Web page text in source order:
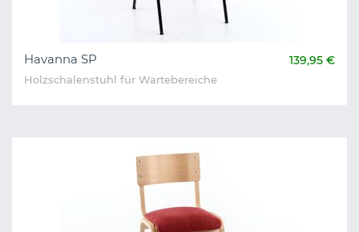
Havanna SP 139,95 €
Holzschalenstuhl für Wartebereiche